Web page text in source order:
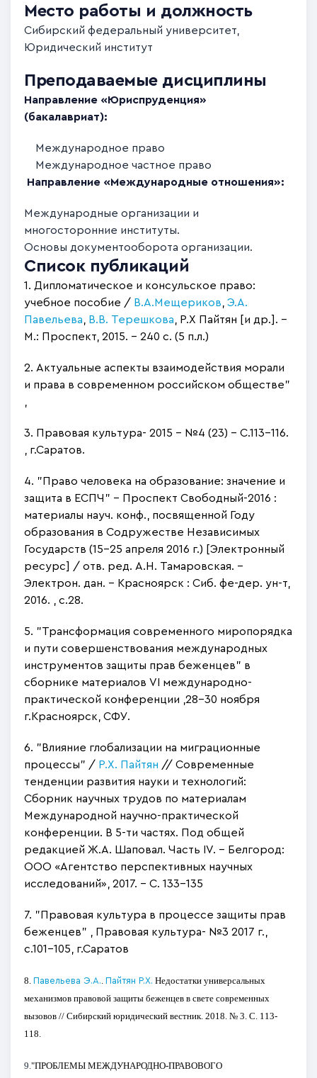
Место работы и должность
Сибирский федеральный университет,
Юридический институт
Преподаваемые дисциплины
Направление «Юриспруденция»
(бакалавриат):
Международное право
Международное частное право
Направление «Международные отношения»:
Международные организации и
многосторонние институты.
Основы документооборота организации.
Список публикаций
1. Дипломатическое и консульское право:
учебное пособие / В.А.Мещериков ,Э.А.
Павельева
В.В. Терешкова , Р.Х Пайтян [и др.]. –
М.: Проспект, 2015. – 240 с. (5 п.л.)
2. Актуальные аспекты взаимодействия морали
и права в современном российском обществе"
3. Правовая культура- 2015 - №4 (23) - С.113-116.
, г.Саратов.
4. "Право человека на образование: значение и
защита в ЕСПЧ" - Проспект Свободный-2016 :
материалы науч. конф., посвященной Году
образования в Содружестве Независимых
Государств (15–25 апреля 2016 г.) [Электронный
ресурс] / отв. ред. А.Н. Тамаровская. –
Электрон. дан. – Красноярск : Сиб. фе-дер. ун-т,
2016. , с.28.
5. "Трансформация современного миропорядка
и пути совершенствования международных
инструментов защиты прав беженцев" в
сборнике материалов VI международно-
практической конференции ,28-30 ноября
г.Красноярск, СФУ.
6. "Влияние глобализации на миграционные
процессы" / Р.Х. Пайтян // Современные
тенденции развития науки и технологий:
Сборник научных трудов по материалам
Международной научно-практической
конференции. В 5-ти частях. Под общей
редакцией Ж.А. Шаповал. Часть IV. – Белгород:
ООО «Агентство перспективных научных
исследований», 2017. - С. 133-135
7. "Правовая культура в процессе защиты прав
беженцев" , Правовая культура- №3 2017 г.,
с.101-105, г.Саратов
8.Павельева Э.А. .Пайтян Р.Х. Недостатки универсальных
механизмов правовой защиты беженцев в свете современных
вызовов // Сибирский юридический вестник. 2018. № 3. С. 113-
118.
9."ПРОБЛЕМЫ МЕЖДУНАРОДНО-ПРАВОВОГО